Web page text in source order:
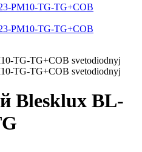
Blesklux BL-